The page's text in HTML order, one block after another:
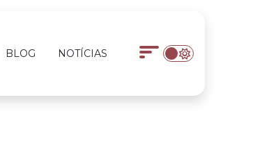
BLOG NOTÍCIAS